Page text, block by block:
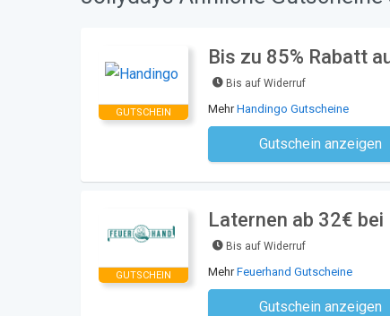
GUTSCHEIN
Bis zu 85% Rabatt
Bis auf Widerruf
MehrHandingo Gutscheine
Gutschein anzeigen
Kein Code
GUTSCHEIN
Laternen ab 32€ bei
Bis auf Widerruf
MehrFeuerhand Gutscheine
Gutschein anzeigen
Kein Code